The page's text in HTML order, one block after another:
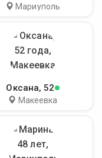
Мариуполь
Оксана, 52
Макеевка